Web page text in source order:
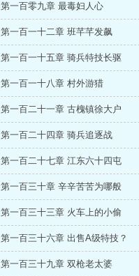
第一百零九章 最毒妇人心
第一百一十二章 班芊芊发飙
第一百一十五章 骑兵特技长驱
第一百一十八章 村外游猎
第一百二十一章 古槐镇徐大户
第一百二十四章 骑兵追逐战
第一百二十七章 江东六十四屯
第一百三十章 辛辛苦苦为哪般
第一百三十三章 火车上的小偷
第一百三十六章 出售A级特技？
第一百三十九章 双枪老太婆